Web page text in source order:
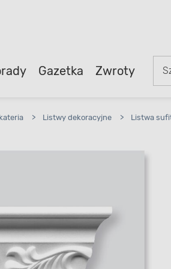
Gazetka Zwroty
> Listwy dekoracyjne > Listwa